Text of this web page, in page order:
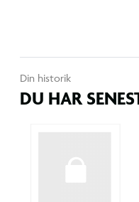
Din historik
DU HAR